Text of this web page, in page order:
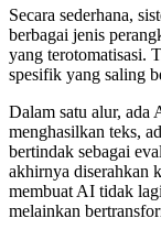
Secara sederhana,
berbagai jenis
yang terotomatisasi.
spesifik yang saling
Dalam satu alur, ada
menghasilkan teks,
bertindak sebagai
akhirnya diserahkan
membuat AI tidak
melainkan